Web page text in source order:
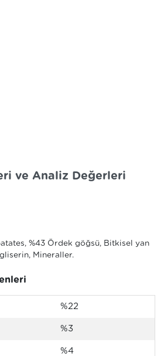
ve Analiz Değerleri
%43 Ördek göğsü, Bitkisel yan
Mineraller.
%22
%3
%4